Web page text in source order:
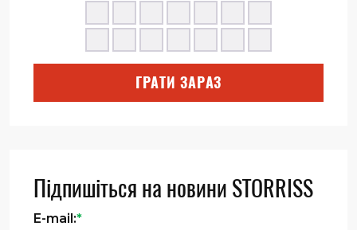
ГРАТИ ЗАРАЗ
Підпишіться на новини STORRISS
E-mail:*